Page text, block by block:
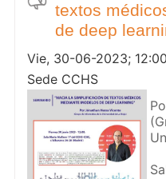
textos
de deep
Vie, 30-06-2023; 12:00
Sede CCHS